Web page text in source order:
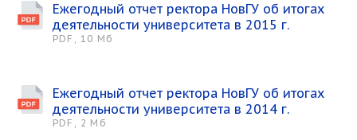
Ежегодный отчет ректора НовГУ об итогах
деятельности университета в 2015 г.
PDF, 10 Мб
Ежегодный отчет ректора НовГУ об итогах
деятельности университета в 2014 г.
PDF, 2 Мб